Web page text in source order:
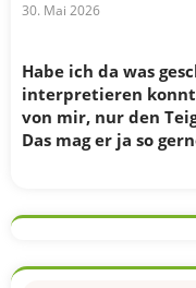
30. Mai 2026
Habe ich da was
interpretieren
von mir, nur den
Das mag er ja so